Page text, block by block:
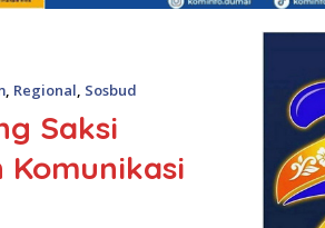
, Regional, Sosbud
Saksi
Komunikasi